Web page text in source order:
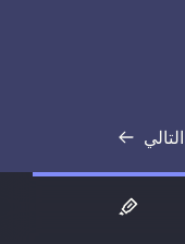
التالي
نص